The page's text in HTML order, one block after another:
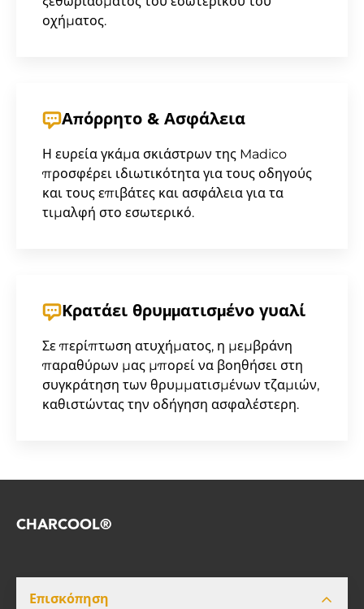
οχήματος.
Απόρρητο & Ασφάλεια
Η ευρεία γκάμα σκιάστρων της Madico
προσφέρει ιδιωτικότητα για τους οδηγούς
και τους επιβάτες και ασφάλεια για τα
τιμαλφή στο εσωτερικό.
Κρατάει θρυμματισμένο γυαλί
Σε περίπτωση ατυχήματος, η μεμβράνη
παραθύρων μας μπορεί να βοηθήσει στη
συγκράτηση των θρυμματισμένων τζαμιών,
καθιστώντας την οδήγηση ασφαλέστερη.
CHARCOOL®
Επισκόπηση